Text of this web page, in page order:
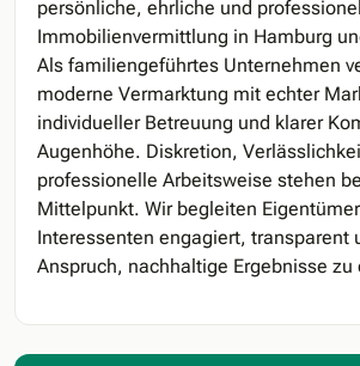
persönliche, ehrliche und
Immobilienvermittlung in Hamburg
Als familiengeführtes Unternehmen
moderne Vermarktung mit echter
individueller Betreuung und klarer
Augenhöhe. Diskretion,
professionelle Arbeitsweise stehen
Mittelpunkt. Wir begleiten
Interessenten engagiert, transparent
Anspruch, nachhaltige Ergebnisse zu